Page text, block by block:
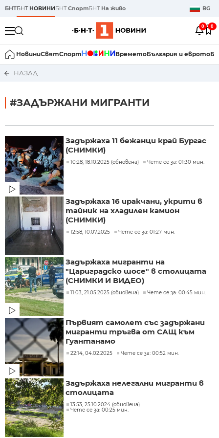
БНТБНТ НОВИНИБНТСпортБНТ На живо BG
0 0
НовиниСвятСпорт ВреметоБългария и еврото
НАЗАД
#ЗАДЪРЖАНИ МИГРАНТИ
Задържаха 11 бежанци край Бургас
(СНИМКИ)
10:28, 18.10.2025 (обновена) Чете се за: 01:30 мин.
Задържаха 16 иракчани, укрити в
тайник на хладилен камион ​
(СНИМКИ)
12:58, 10.07.2025 Чете се за: 01:27 мин.
Задържаха мигранти на
"Цариградско шосе" в столицата
(СНИМКИ И ВИДЕО)
11:03, 21.05.2025 (обновена) Чете се за: 00:45 мин.
Първият самолет със задържани
мигранти тръгва от САЩ към
Гуантанамо
22:14, 04.02.2025 Чете се за: 00:52 мин.
Задържаха нелегални мигранти в
столицата
13:53, 25.10.2024 (обновена)
Чете се за: 00:25 мин.